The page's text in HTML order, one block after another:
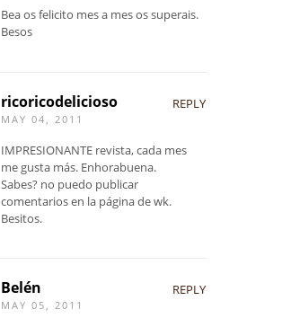
Bea os felicito mes a mes os superais.
Besos
ricoricodelicioso
MAY 04, 2011
REPLY
IMPRESIONANTE revista, cada mes
me gusta más. Enhorabuena.
Sabes? no puedo publicar
comentarios en la página de wk.
Besitos.
Belén
MAY 05, 2011
REPLY